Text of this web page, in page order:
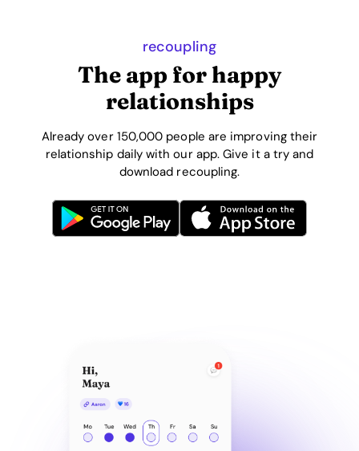
recoupling
The app for happy
relationships
Already over 150,000 people are improving their
relationship daily with our app. Give it a try and
download recoupling.